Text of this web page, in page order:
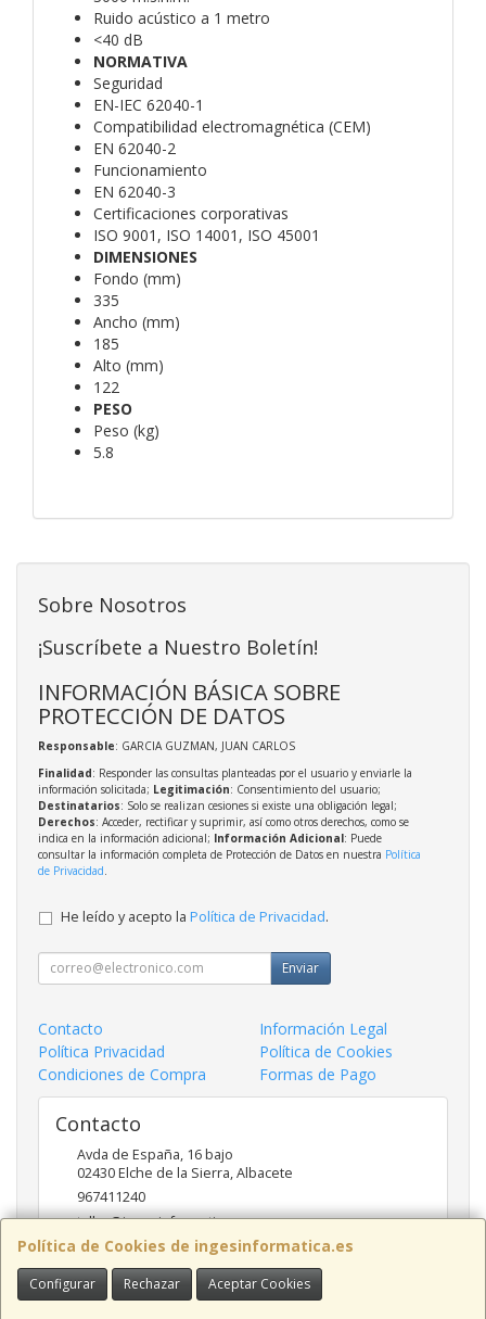
Ruido acústico a 1 metro
<40 dB
NORMATIVA
Seguridad
EN-IEC 62040-1
Compatibilidad electromagnética (CEM)
EN 62040-2
Funcionamiento
EN 62040-3
Certificaciones corporativas
ISO 9001, ISO 14001, ISO 45001
DIMENSIONES
Fondo (mm)
335
Ancho (mm)
185
Alto (mm)
122
PESO
Peso (kg)
5.8
Política de Cookies de ingesinformatica.es
Configurar Rechazar Aceptar Cookies
Sobre Nosotros
¡Suscríbete a Nuestro Boletín!
INFORMACIÓN BÁSICA SOBRE
PROTECCIÓN DE DATOS
Responsable: GARCIA GUZMAN, JUAN CARLOS
Finalidad: Responder las consultas planteadas por el usuario y enviarle la
información solicitada; Legitimación: Consentimiento del usuario;
Destinatarios: Solo se realizan cesiones si existe una obligación legal;
Derechos: Acceder, rectificar y suprimir, así como otros derechos, como se
indica en la información adicional; Información Adicional: Puede
consultar la información completa de Protección de Datos en nuestra Política
de Privacidad
He leído y acepto la Política de Privacidad.
Enviar
Contacto
Información Legal
Política Privacidad
Política de Cookies
Condiciones de Compra
Formas de Pago
Contacto
Avda de España, 16 bajo
02430Elche de la Sierra,Albacete
967411240
taller@ingesinformatica.es
Horario